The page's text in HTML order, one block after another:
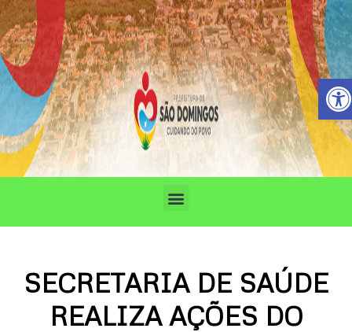
Barra
Ir
para
o
conteúdo
Menu
SECRETARIA DE SAÚDE
REALIZA AÇÕES DO